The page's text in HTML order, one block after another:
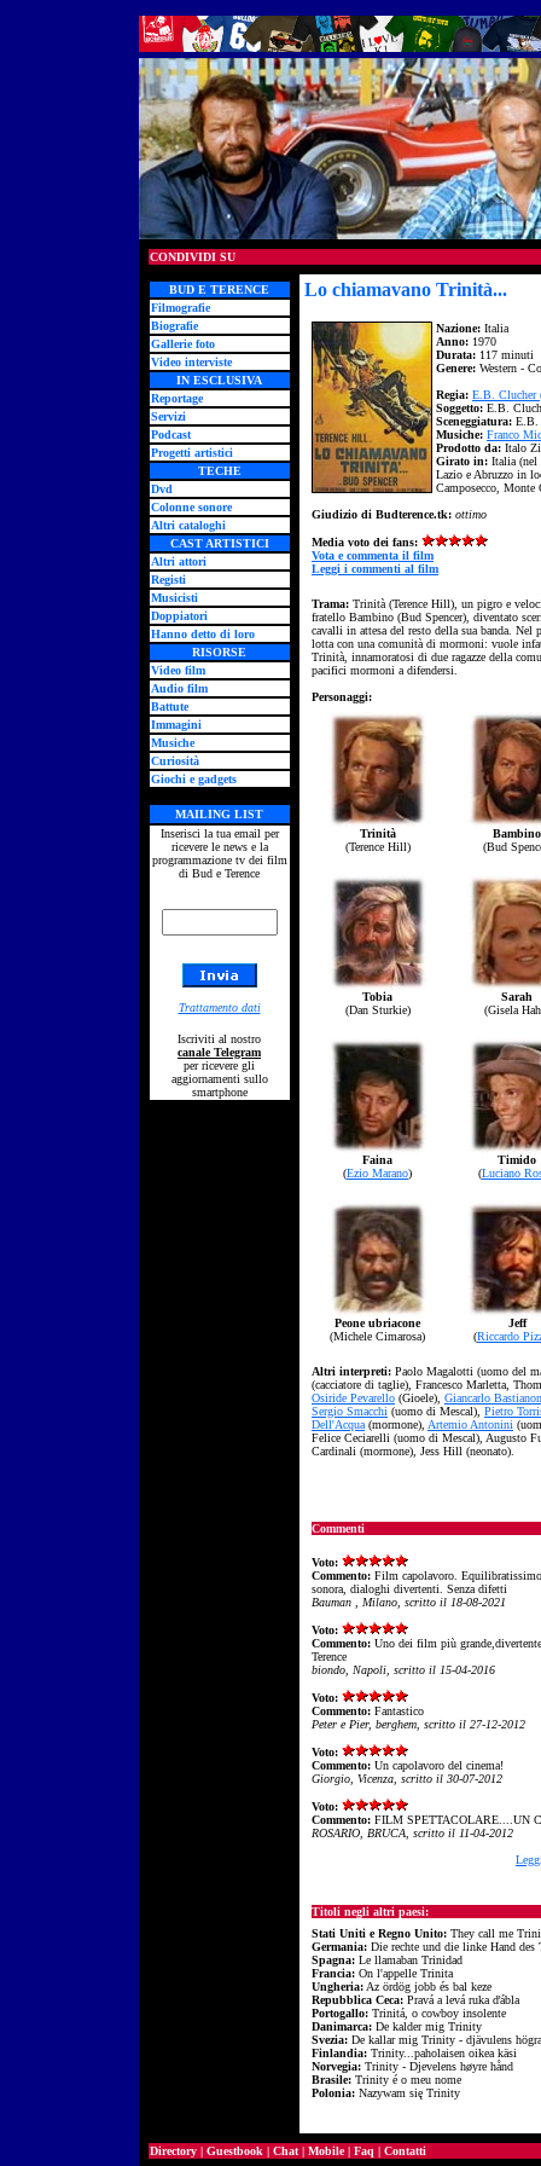
CONDIVIDI SU
BUD E TERENCE
Filmografie
Biografie
Gallerie foto
Video interviste
IN ESCLUSIVA
Reportage
Servizi
Podcast
Progetti artistici
TECHE
Dvd
Colonne sonore
Altri cataloghi
CAST ARTISTICI
Altri attori
Registi
Musicisti
Doppiatori
Hanno detto di loro
RISORSE
Video film
Audio film
Battute
Immagini
Musiche
Curiosità
Giochi e gadgets
MAILING LIST
Inserisci la tua email per
ricevere le news e la
programmazione tv dei film
di Bud e Terence
Trattamento dati
Iscriviti al nostro
canale Telegram
per ricevere gli
aggiornamenti sullo
smartphone
Lo chiamavano Trinità...
Nazione: Italia
Anno: 1970
Durata: 117 minuti
Genere: Western -
Regia: E.B. Clucher
Soggetto: E.B.
Sceneggiatura: E.B.
Musiche: Franco
Prodotto da: Italo
Girato in: Italia (nel
Lazio e Abruzzo in
Camposecco, Monte
Giudizio di Budterence.tk: ottimo
Media voto dei fans:
Vota e commenta il film
Leggi i commenti al film
Trama: Trinità (Terence Hill), un pigro e
fratello Bambino (Bud Spencer), diventato
cavalli in attesa del resto della sua banda.
lotta con una comunità di mormoni: vuole
Trinità, innamoratosi di due ragazze della
pacifici mormoni a difendersi.
Personaggi:
Trinità
(Terence Hill)
Bambino
(Bud
Tobia
(Dan Sturkie)
Sarah
(Gisela
Faina
(Ezio Marano)
Timido
(Luciano
Peone ubriacone
(Michele Cimarosa)
Jeff
(Riccardo
Altri interpreti: Paolo Magalotti (uomo del
(cacciatore di taglie), Francesco Marletta,
Osiride Pevarello (Gioele), Giancarlo
Sergio Smacchi (uomo di Mescal), Pietro
Dell'Acqua (mormone), Artemio Antonini
Felice Ceciarelli (uomo di Mescal), Augusto
Cardinali (mormone), Jess Hill (neonato).
Commenti
Voto:
Commento: Film capolavoro.
sonora, dialoghi divertenti. Senza difetti
Bauman , Milano, scritto il 18-08-2021
Voto:
Commento: Uno dei film più
Terence
biondo, Napoli, scritto il 15-04-2016
Voto:
Commento: Fantastico
Peter e Pier, berghem, scritto il 27-12-2012
Voto:
Commento: Un capolavoro del cinema!
Giorgio, Vicenza, scritto il 30-07-2012
Voto:
Commento: FILM SPETTACOLARE....UN
ROSARIO, BRUCA, scritto il 11-04-2012
Titoli negli altri paesi:
Stati Uniti e Regno Unito: They call me
Germania: Die rechte und die linke Hand des
Spagna: Le llamaban Trinidad
Francia: On l'appelle Trinita
Ungheria: Az ördög jobb és bal keze
Repubblica Ceca: Pravá a levá ruka ďábla
Portogallo: Trinitá, o cowboy insolente
Danimarca: De kalder mig Trinity
Svezia: De kallar mig Trinity - djävulens
Finlandia: Trinity...paholaisen oikea käsi
Norvegia: Trinity - Djevelens høyre hånd
Brasile: Trinity é o meu nome
Polonia: Nazywam się Trinity
Directory | Guestbook | Chat | Mobile| Faq | Contatti